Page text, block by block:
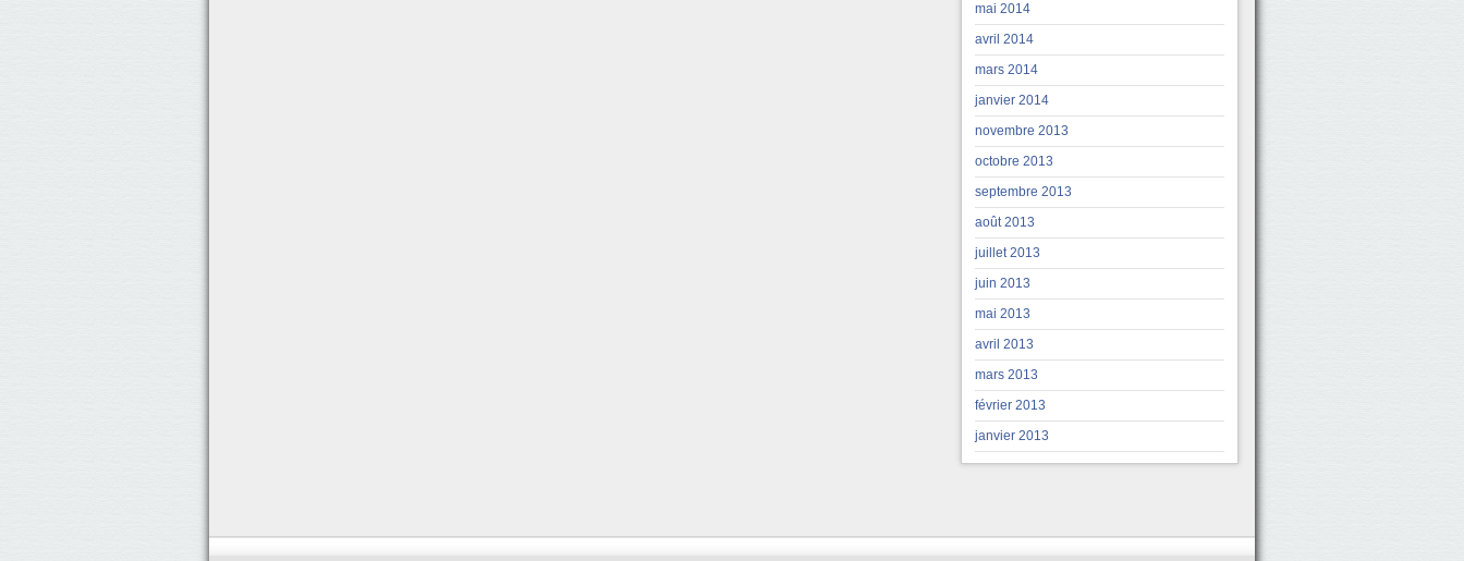
mai 2014
avril 2014
mars 2014
janvier 2014
novembre 2013
octobre 2013
septembre 2013
août 2013
juillet 2013
juin 2013
mai 2013
avril 2013
mars 2013
février 2013
janvier 2013